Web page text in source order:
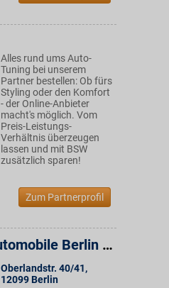
Alles rund ums Auto-
Tuning bei unserem
Partner bestellen: Ob fürs
Styling oder den Komfort
- der Online-Anbieter
macht's möglich. Vom
Preis-Leistungs-
Verhältnis überzeugen
lassen und mit BSW
zusätzlich sparen!
Zum Partnerprofil
Volkswagen Automobile Berlin GmbH
Oberlandstr. 40/41,
12099 Berlin